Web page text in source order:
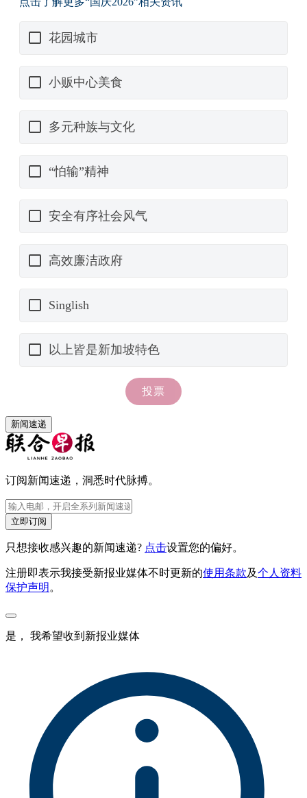
新闻速递
订阅新闻速递，洞悉时代脉搏。
立即订阅
只想接收感兴趣的新闻速递? 点击设置您的偏好。
注册即表示我接受新报业媒体不时更新的使用条款及个人资料
保护声明 。
是， 我希望收到新报业媒体